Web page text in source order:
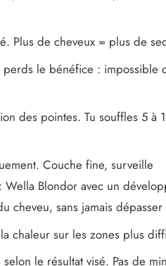
Plus de cheveux = plus de
perds le bénéfice : impossible
des pointes. Tu souffles 5 à
Couche fine, surveille
Wella Blondor avec un
cheveu, sans jamais
chaleur sur les zones plus
le résultat visé. Pas de